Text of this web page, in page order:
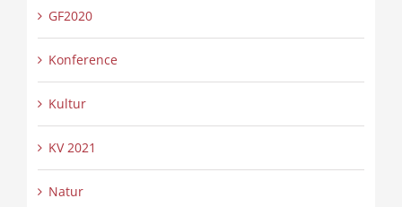
GF2020
Konference
Kultur
KV 2021
Natur